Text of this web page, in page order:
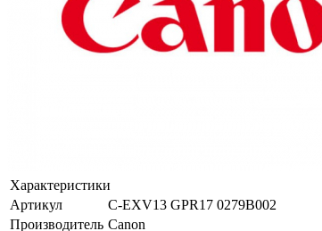
Характеристики
Артикул
C-EXV13 GPR17 0279B002
Производитель Canon